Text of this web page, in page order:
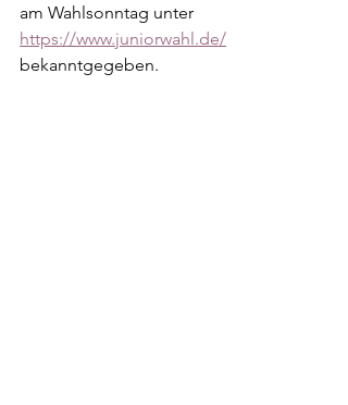
am Wahlsonntag unter
https://www.juniorwahl.de/
bekanntgegeben.